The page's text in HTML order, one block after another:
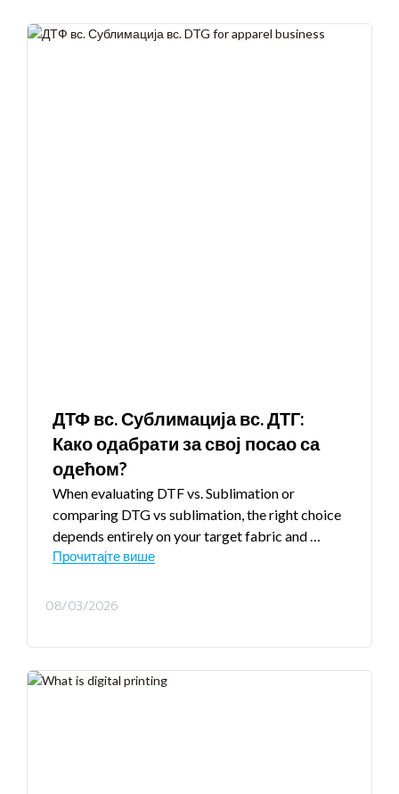
ДТФ вс. Сублимација вс. ДТГ:
Како одабрати за свој посао са
одећом?
When evaluating DTF vs.Sublimation or
comparing DTG vs sublimation,the right choice
depends entirely on your target fabric and…
Прочитајте више
08/03/2026